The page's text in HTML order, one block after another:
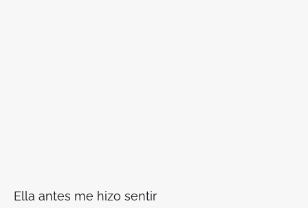
Ella antes me hizo sentir